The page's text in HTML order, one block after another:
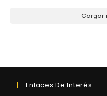
Cargar
Enlaces De Interés